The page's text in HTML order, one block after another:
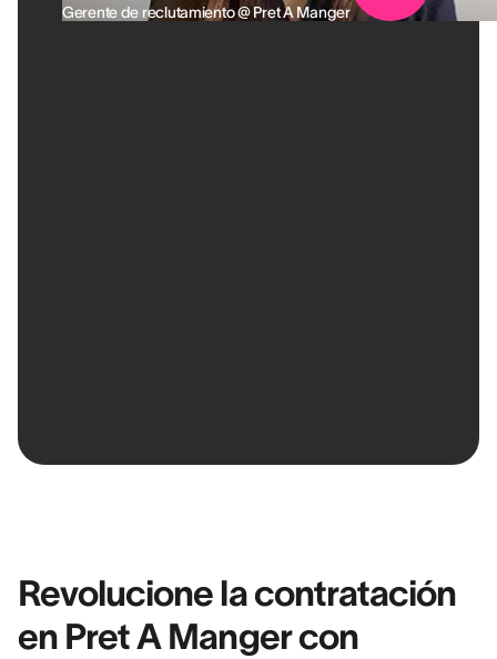
Gerente de reclutamiento @ Pret A Manger
Revolucione la contratación
en Pret A Manger con